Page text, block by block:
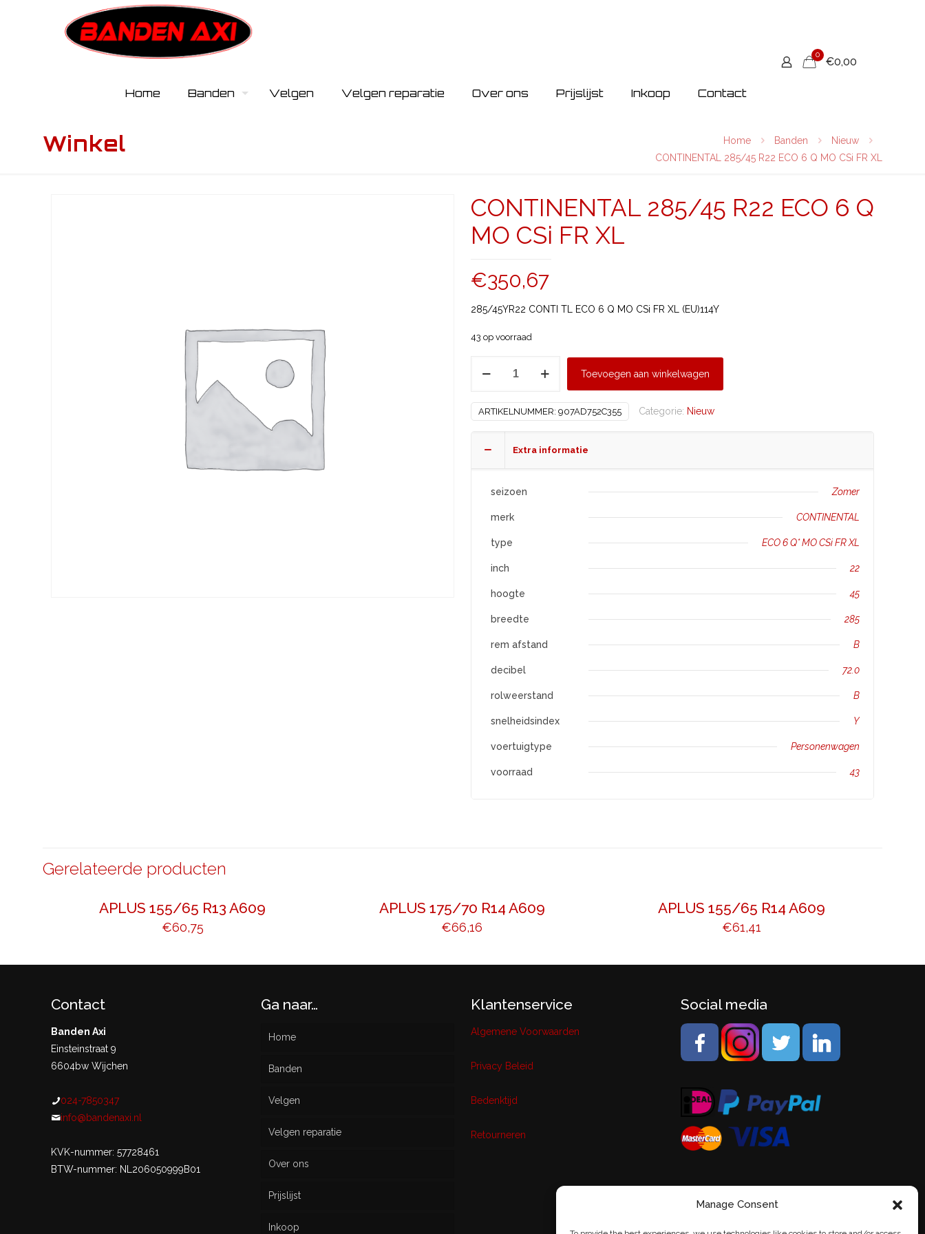
Manage Consent
Home Banden Velgen Velgen reparatie Over ons Prijslijst Inkoop Contact
0
€0,00
Winkel Home Banden
Nieuw
CONTINENTAL 285/45 R22 ECO 6 Q MO CSi FR XL
CONTINENTAL 285/45 R22 ECO 6 Q
MO CSi FR XL
€350,67
285/45YR22 CONTI TL ECO 6 Q MO CSi FR XL (EU)114Y
43 op voorraad
ECO
Toevoegen aan winkelwagen
ARTIKELNUMMER: 907AD752C355 Categorie: Nieuw
Extra informatie
seizoen Zomer
merk CONTINENTAL
type ECO 6 Q* MO CSi FR XL
inch 22
hoogte 45
breedte 285
rem afstand B
decibel 72.0
rolweerstand B
snelheidsindex Y
voertuigtype Personenwagen
voorraad 43
Gerelateerde producten
APLUS 155/65 R13 A609
€60,75
APLUS 175/70 R14 A609
€66,16
APLUS 155/65 R14 A609
€61,41
Contact
Banden Axi
Einsteinstraat 9
6604bw Wijchen
024-7850347
info@bandenaxi.nl
KVK-nummer: 57728461
BTW-nummer: NL206050999B01
Ga naar…
Home
Banden
Nieuw
Gebruikt
Velgen
Velgen reparatie
Over ons
Prijslijst
Inkoop
Klantenservice
Algemene Voorwaarden
Privacy Beleid
Bedenktijd
Retourneren
Social media